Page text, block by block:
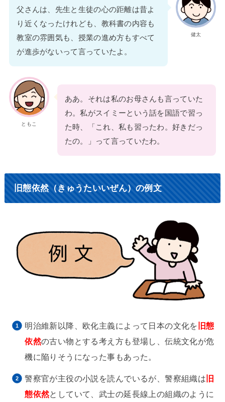
健太
父さんは、先生と生徒の心の距離は昔よ
り近くなったけれども、教科書の内容も
教室の雰囲気も、授業の進め方もすべて
が進歩がないって言っていたよ。
ともこ
ああ。それは私のお母さんも言っていた
わ。私がスイミーという話を国語で習っ
た時、「これ、私も習ったわ。好きだっ
たの。」って言っていたわ。
旧態依然（きゅうたいいぜん）の例文
明治維新以降、欧化主義によって日本の文化を 旧態
依然の古い物とする考え方も登場し、伝統文化が危
機に陥りそうになった事もあった。
警察官が主役の小説を読んでいるが、警察組織は 旧
態依然としていて、武士の延長線上の組織のように